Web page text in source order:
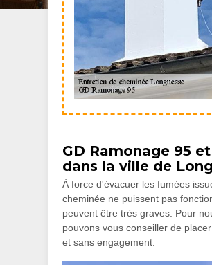
GD Ramonage 95
dans la ville de
À force d'évacuer les fumées
cheminée ne puissent pas
peuvent être très graves. Pour
pouvons vous conseiller de
et sans engagement.